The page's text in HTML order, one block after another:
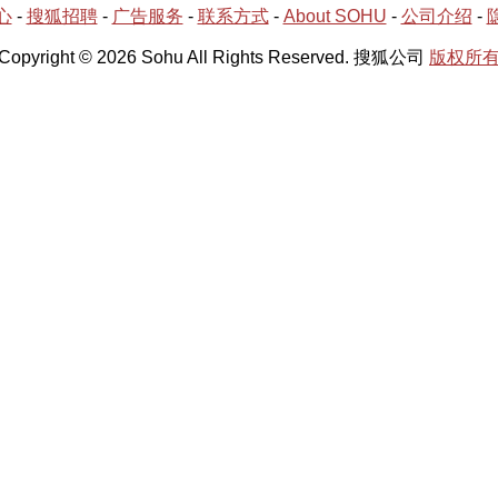
- 搜狐招聘- 广告服务 - 联系方式- About SOHU - 公司介绍 -
© 2026 Sohu All Rights Reserved. 搜狐公司 版权所